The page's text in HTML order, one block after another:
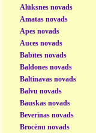
Alūksnes novads
Amatas novads
Apes novads
Auces novads
Babītes novads
Baldones novads
Baltinavas novads
Balvu novads
Bauskas novads
Beverīnas novads
Brocēnu novads